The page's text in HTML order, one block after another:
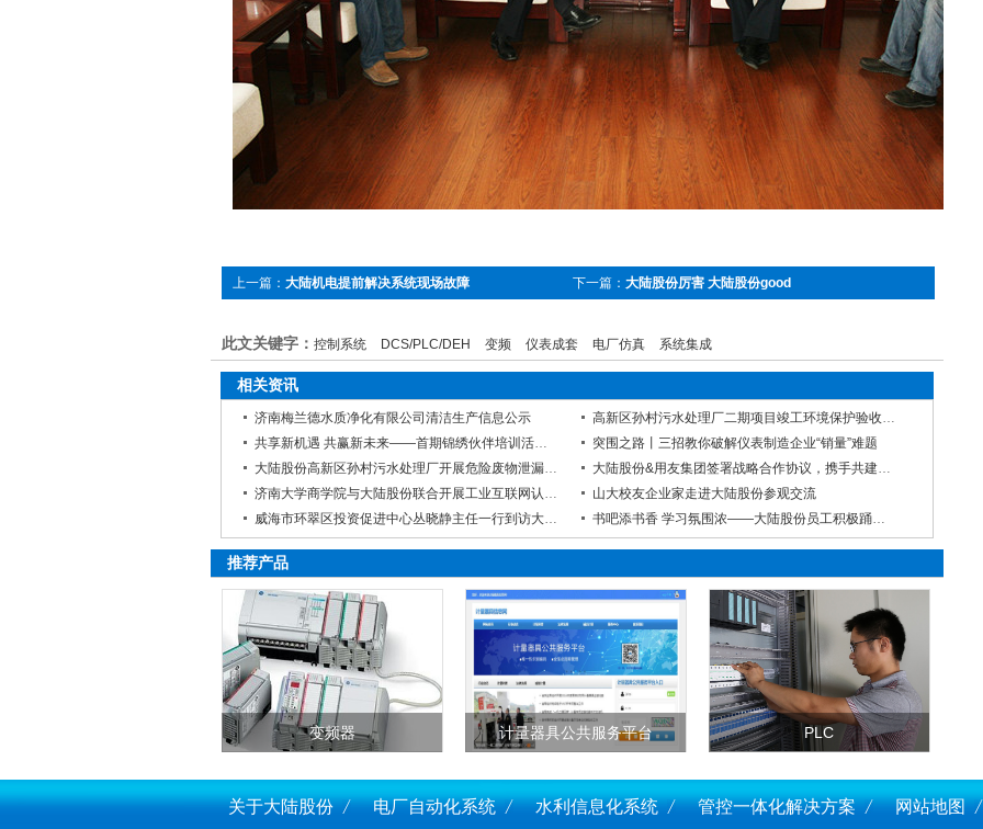
下一篇： 大陆股份厉害 大陆股份good
上一篇： 大陆机电提前解决系统现场故障
此文关键字： 控制系统 DCS/PLC/DEH 变频 仪表成套 电厂仿真 系统集成
相关资讯
济南梅兰德水质净化有限公司清洁生产信息公示
高新区孙村污水处理厂二期项目竣工环境保护验收监测报告公示
共享新机遇 共赢新未来——首期锦绣伙伴培训活动圆满举行
突围之路丨三招教你破解仪表制造企业“销量”难题
大陆股份高新区孙村污水处理厂开展危险废物泄漏应急演练
大陆股份&用友集团签署战略合作协议，携手共建数智化生态
济南大学商学院与大陆股份联合开展工业互联网认识实习活动
山大校友企业家走进大陆股份参观交流
威海市环翠区投资促进中心丛晓静主任一行到访大陆股份
书吧添书香 学习氛围浓——大陆股份员工积极踊跃捐献图书
推荐产品
变频器 计量器具公共服务平台 PLC
关于大陆股份 电厂自动化系统 水利信息化系统 管控一体化解决方案 网站地图